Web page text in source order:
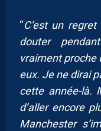
“C’est un regret
douter
vraiment proche
eux. Je ne dirai
cette année-là.
d’aller encore
Manchester